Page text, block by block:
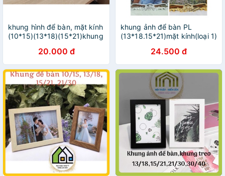
khung hình để bàn, mặt kính
(10*15)(13*18)(15*21)khung
20.000 đ
khung ảnh để bàn PL
(13*18.15*21)mặt kính(loại 1)
24.500 đ